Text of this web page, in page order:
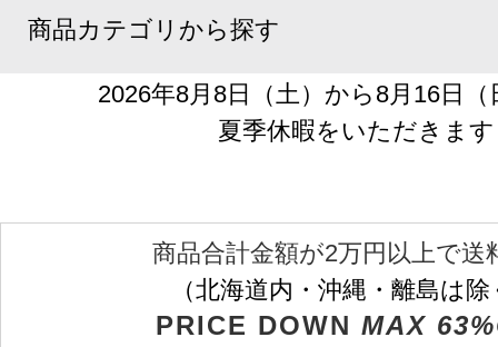
商品カテゴリから探す
2026年8月8日（土）から8月16日
夏季休暇をいただきます
商品合計金額が2万円以上で送
（北海道内・沖縄・離島は
PRICE DOWN MAX